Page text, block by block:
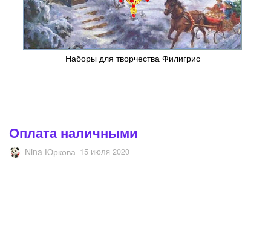
Наборы для творчества Филигрис
Оплата наличными
Nina Юркова 15 июля 2020